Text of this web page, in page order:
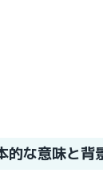
的な意味と背